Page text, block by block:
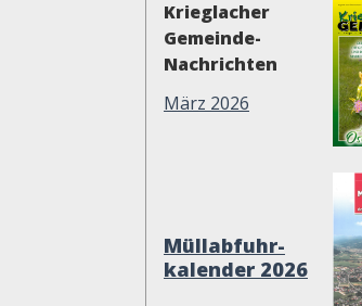
Krieglacher
Gemeinde-
Nachrichten
März 2026
Müllabfuhr-
kalender 2026